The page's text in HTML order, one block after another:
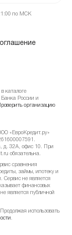
по МСК
каталоге
России и
организацию
«ЕвроКредит.ру»
д. 32А, офис 10. При
обязательна.
сравнения
займы, ипотеку и
Сервис не является
финансовых
является публичной
использовать
.